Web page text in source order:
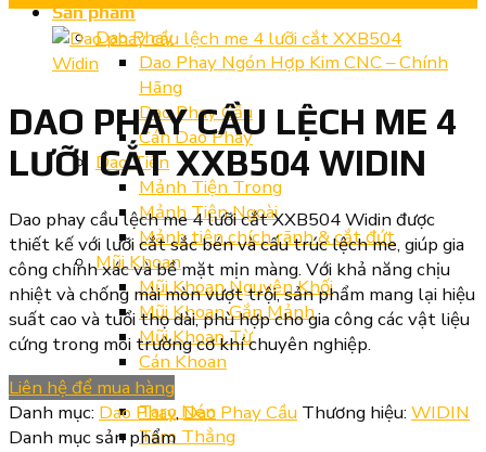
Sản phẩm
Dao Phay
Dao Phay Ngón Hợp Kim CNC – Chính
Hãng
Dao Phay Cầu
Cán Dao Phay
Dao Tiện
Mảnh Tiện Trong
Mảnh Tiện Ngoài
Mảnh tiện chích rãnh & cắt đứt
Mũi Khoan
Mũi Khoan Nguyên Khối
Mũi Khoan Gắn Mảnh
Mũi Khoan Từ
Cán Khoan
Mũi Taro
Taro Nén
Taro Thẳng
DAO PHAY CẦU LỆCH ME 4
LƯỠI CẮT XXB504 WIDIN
Dao phay cầu lệch me 4 lưỡi cắt XXB504 Widin được
thiết kế với lưỡi cắt sắc bén và cấu trúc lệch me, giúp gia
công chính xác và bề mặt mịn màng. Với khả năng chịu
nhiệt và chống mài mòn vượt trội, sản phẩm mang lại hiệu
suất cao và tuổi thọ dài, phù hợp cho gia công các vật liệu
cứng trong môi trường cơ khí chuyên nghiệp.
Liên hệ để mua hàng
Danh mục: Dao Phay,Dao Phay Cầu Thương hiệu: WIDIN
Danh mục sản phẩm